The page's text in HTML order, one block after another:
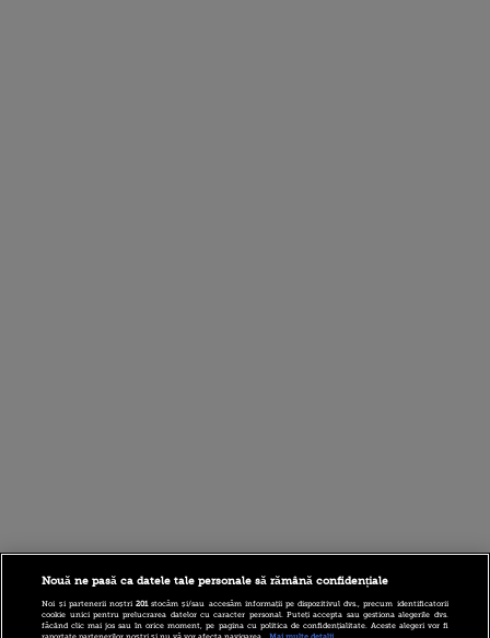
Nouă ne pasă ca datele tale personale să rămână confidențiale
Noi și partenerii noștri201stocăm și/sau accesăm informații pe dispozitivul dvs., precum identificatorii
cookie unici pentru prelucrarea datelor cu caracter personal. Puteți accepta sau gestiona alegerile dvs.
făcând clic mai jos sau în orice moment, pe pagina cu politica de confidențialitate. Aceste alegeri vor fi